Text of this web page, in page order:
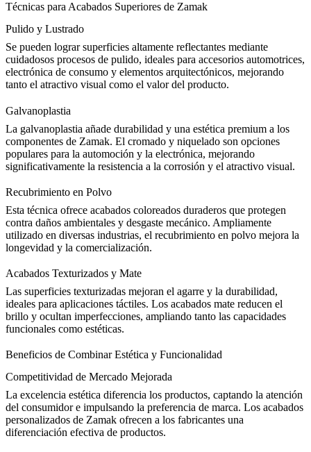
Técnicas para Acabados Superiores de Zamak
Pulido y Lustrado
Se pueden lograr superficies altamente reflectantes mediante
cuidadosos procesos de pulido, ideales para accesorios automotrices,
electrónica de consumo y elementos arquitectónicos, mejorando
tanto el atractivo visual como el valor del producto.
Galvanoplastia
La galvanoplastia añade durabilidad y una estética premium a los
componentes de Zamak. El cromado y niquelado son opciones
populares para la automoción y la electrónica, mejorando
significativamente la resistencia a la corrosión y el atractivo visual.
Recubrimiento en Polvo
Esta técnica ofrece acabados coloreados duraderos que protegen
contra daños ambientales y desgaste mecánico. Ampliamente
utilizado en diversas industrias, el recubrimiento en polvo mejora la
longevidad y la comercialización.
Acabados Texturizados y Mate
Las superficies texturizadas mejoran el agarre y la durabilidad,
ideales para aplicaciones táctiles. Los acabados mate reducen el
brillo y ocultan imperfecciones, ampliando tanto las capacidades
funcionales como estéticas.
Beneficios de Combinar Estética y Funcionalidad
Competitividad de Mercado Mejorada
La excelencia estética diferencia los productos, captando la atención
del consumidor e impulsando la preferencia de marca. Los acabados
personalizados de Zamak ofrecen a los fabricantes una
diferenciación efectiva de productos.